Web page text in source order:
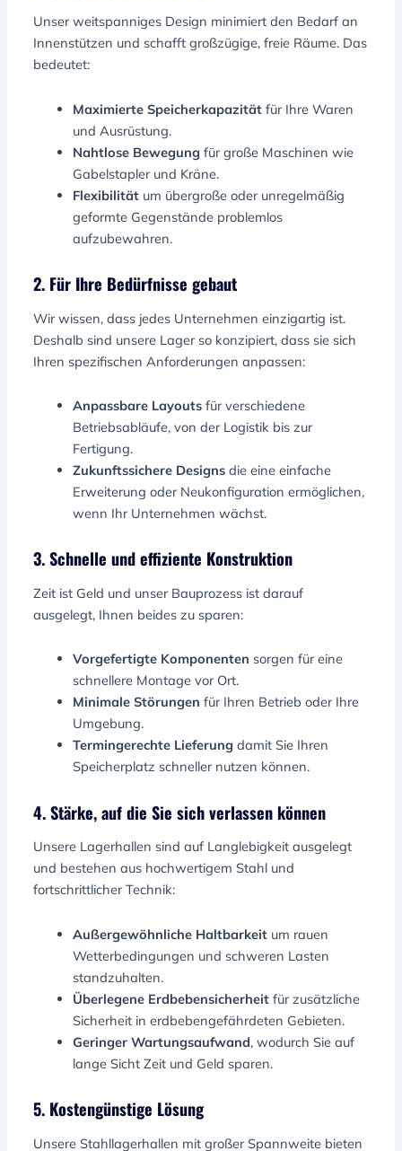
Unser weitspanniges Design minimiert den Bedarf an
Innenstützen und schafft großzügige, freie Räume. Das
bedeutet:
Maximierte Speicherkapazität für Ihre Waren
und Ausrüstung.
Nahtlose Bewegung für große Maschinen wie
Gabelstapler und Kräne.
Flexibilität um übergroße oder unregelmäßig
geformte Gegenstände problemlos
aufzubewahren.
2. Für Ihre Bedürfnisse gebaut
Wir wissen, dass jedes Unternehmen einzigartig ist.
Deshalb sind unsere Lager so konzipiert, dass sie sich
Ihren spezifischen Anforderungen anpassen:
Anpassbare Layouts für verschiedene
Betriebsabläufe, von der Logistik bis zur
Fertigung.
Zukunftssichere Designs die eine einfache
Erweiterung oder Neukonfiguration ermöglichen,
wenn Ihr Unternehmen wächst.
3. Schnelle und effiziente Konstruktion
Zeit ist Geld und unser Bauprozess ist darauf
ausgelegt, Ihnen beides zu sparen:
Vorgefertigte Komponenten sorgen für eine
schnellere Montage vor Ort.
Minimale Störungen für Ihren Betrieb oder Ihre
Umgebung.
Termingerechte Lieferung damit Sie Ihren
Speicherplatz schneller nutzen können.
4. Stärke, auf die Sie sich verlassen können
Unsere Lagerhallen sind auf Langlebigkeit ausgelegt
und bestehen aus hochwertigem Stahl und
fortschrittlicher Technik:
Außergewöhnliche Haltbarkeit um rauen
Wetterbedingungen und schweren Lasten
standzuhalten.
Überlegene Erdbebensicherheit für zusätzliche
Sicherheit in erdbebengefährdeten Gebieten.
Geringer Wartungsaufwand, wodurch Sie auf
lange Sicht Zeit und Geld sparen.
5. Kostengünstige Lösung
Unsere Stahllagerhallen mit großer Spannweite bieten